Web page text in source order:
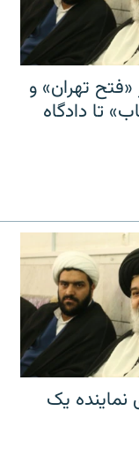
«فتح تهران» و
تا دادگاه
نماینده یک